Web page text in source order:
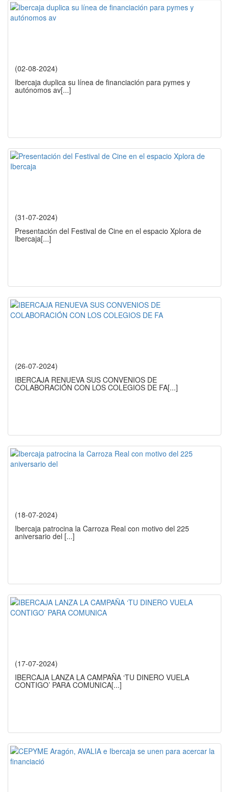
(02-08-2024)
Ibercaja duplica su línea de financiación para pymes y
autónomos av[...]
(31-07-2024)
Presentación del Festival de Cine en el espacio Xplora de
Ibercaja[...]
(26-07-2024)
IBERCAJA RENUEVA SUS CONVENIOS DE
COLABORACIÓN CON LOS COLEGIOS DE FA[...]
(18-07-2024)
Ibercaja patrocina la Carroza Real con motivo del 225
aniversario del [...]
(17-07-2024)
IBERCAJA LANZA LA CAMPAÑA ‘TU DINERO VUELA
CONTIGO’ PARA COMUNICA[...]